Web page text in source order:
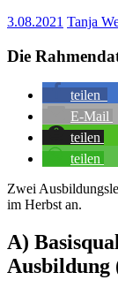
3.08.2021 Tanja
Die
teilen
E-Mail
teilen
teilen
Zwei
im Herbst an.
A)
Ausbildung